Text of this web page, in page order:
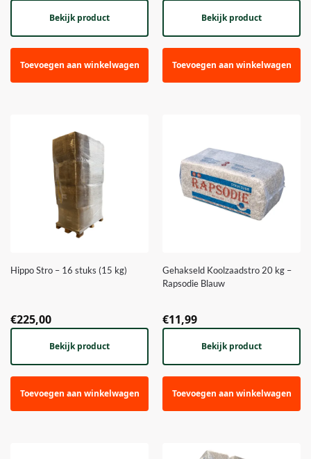
Bekijk product
Toevoegen aan winkelwagen
Bekijk product
Toevoegen aan winkelwagen
Hippo Stro – 16 stuks (15 kg)
€225,00
Bekijk product
Toevoegen aan winkelwagen
Gehakseld Koolzaadstro 20 kg –
Rapsodie Blauw
€11,99
Bekijk product
Toevoegen aan winkelwagen